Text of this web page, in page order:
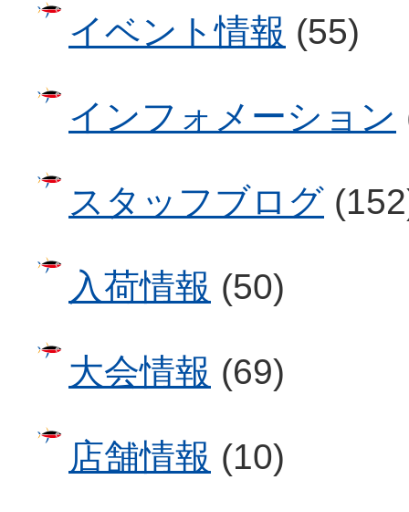
イベント情報 (55)
インフォメーション
スタッフブログ
入荷情報 (50)
大会情報 (69)
店舗情報 (10)